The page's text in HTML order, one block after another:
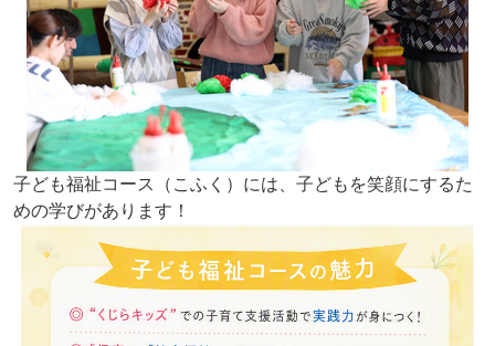
子ども福祉コース（こふく）には、子どもを笑顔にするた
めの学びがあります！